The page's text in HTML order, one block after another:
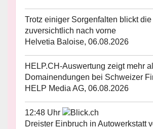
Trotz einiger Sorgenfalten blickt
zuversichtlich nach vorne
Helvetia Baloise, 06.08.2026
HELP.CH-Auswertung zeigt mehr
Domainendungen bei Schweizer
HELP Media AG, 06.08.2026
12:48 Uhr
Dreister Einbruch in Autowerkstatt